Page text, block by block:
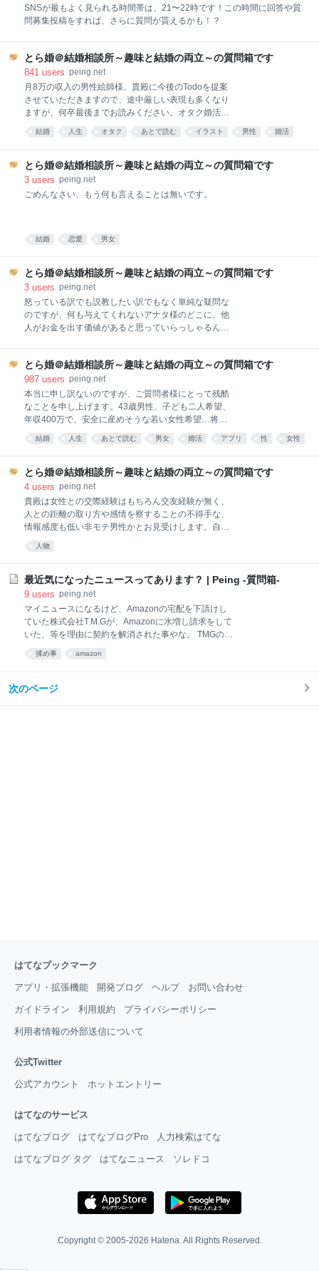
ます。そうすると女性嫌悪や女性差別の訴えは実感が
持てず、実力主義やネオリベ的な価値観で回収されま
いる人がいるのも事実です（※でもこれはどこも同じ
で、どの主張をしている集団の中でも過激な訴えをし
ている人はいます。女性嫌悪集団の中では殺人や暴行
などのヘイトクライムをしている人が生まれています
が、それをもって「女性嫌悪は過激な人がいるから間
SNSが最もよく見られる時間帯は、21〜22時です！この時間に回答や質
問募集投稿をすれば、さらに質問が貰えるかも！？
とら婚＠結婚相談所～趣味と結婚の両立～の質問箱です
841 users peing.net
月8万の収入の男性絵師様。貴殿に今後のTodoを提案
させていただきますので、途中厳しい表現も多くなり
ますが、何卒最後までお読みください。オタク婚活で
も、現状だと結婚できる可能性はほぼ0です。 確かに
オタク婚活だと、絵師や作家と言うのは時に尊敬を集
合、それは同年代と同程度の所得を有する場合かつ、
今後も安定的に収入のある確率の高い場合に限られま
す。つまり大手作家・絵師、安定雇用的立場にいる作
の場合自分一人すら養えない状態ですから何の訴求も
が婚活上ディスアドバンテージです。 SNSフォロワー
数なんてアピールされてもウザいだけです。それが価
値を持つのは、具体
結婚 人生 オタク あとで読む イラスト 男性 婚活
とら婚＠結婚相談所～趣味と結婚の両立～の質問箱です
3 users peing.net
ごめんなさい、もう何も言えることは無いです。
結婚 恋愛 男女
とら婚＠結婚相談所～趣味と結婚の両立～の質問箱です
3 users peing.net
怒っている訳でも説教したい訳でもなく単純な疑問な
のですが、何も与えてくれないアナタ様のどこに、他
人がお金を出す価値があると思っていらっしゃるんで
とら婚＠結婚相談所～趣味と結婚の両立～の質問箱です
987 users peing.net
本当に申し訳ないのですが、ご質問者様にとって残酷
なことを申し上げます。43歳男性、子ども二人希望、
年収400万で、安全に産めそうな若い女性希望…将来
像と希望条件の再設計をお勧めいたします。その背景
を申し上げます。 まずは条件の方から。 基本的に女性
5歳までがマッチングの範囲だとお考え下さい。その
ため貴殿が申し込みをしてまともにマッチングが成立
する範囲は38~45歳程度の範囲の女性になります。お
そらく貴殿は20代～30代前半の女性をお探しなのでは
ないかと思いますが、可能性は非常に低いとお考え下
に産める」と思う事と同様に、生殖能力の高い男性を
性であるという説をご存知でしょうか？男性の生殖能
力も、加齢でどんどん衰えるのです。 ですから例えば
出産を希望
結婚 人生 あとで読む 男女 婚活 アプリ 性 女性
とら婚＠結婚相談所～趣味と結婚の両立～の質問箱です
4 users peing.net
貴殿は女性との交際経験はもちろん交友経験が無く、
人との距離の取り方や感情を察することの不得手な、
情報感度も低い非モテ男性かとお見受けします。自覚
解説させていただきますので頭に叩き込んでくださ
とコスト ③ご質問者様と相手の関係性 ④言外の意味
⑤恋愛の発展のために重要な考え方 ①家というのはそ
の人の最も安心できる場所であり、最もプライベート
の場で。そのような空間だからこそ、自分のプライベ
ートをさらけ出してもいい、自分のコミュニティにい
は男性を家にあげることはしません。 家に招くという
間です。人目がないゆえのアクションのできる空間／
人物
最近気になったニュースってあります？ | Peing -質問箱-
9 users peing.net
マイニュースになるけど、Amazonの宅配を下請けし
ていた株式会社T.M.Gが、Amazonに水増し請求をして
いた、等を理由に契約を解消された事やな。 TMGの不
正は、以下の通り。 ・Amazonから配送ドライバー
個々人へのコロナ慰労金(正式な名称は不明)を下請業
バーには渡されない) ・荷物の仕分けなど内勤業務に
揉め事 amazon
次のページ
はてなブックマーク
アプリ・拡張機能 開発ブログ ヘルプ お問い合わせ
ガイドライン 利用規約 プライバシーポリシー
利用者情報の外部送信について
公式Twitter
公式アカウント ホットエントリー
はてなのサービス
はてなブログ はてなブログPro 人力検索はてな
はてなブログ タグ はてなニュース ソレドコ
Copyright © 2005-2026 Hatena. All Rights Reserved.